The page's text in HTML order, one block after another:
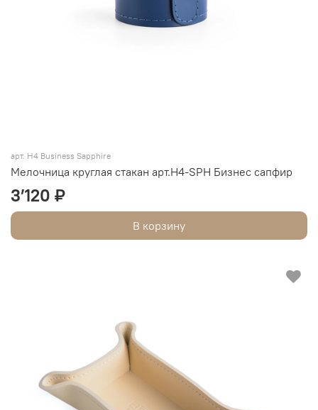
арт. Н4 Business Sapphire
Мелочница круглая стакан арт.Н4-SPH Бизнес сапфир
3’120 ₽
В корзину